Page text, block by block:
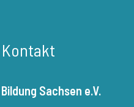
Sachsen e.V.